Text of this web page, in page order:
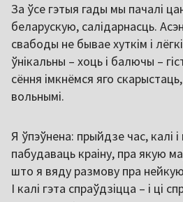
За ўсе гэтыя гады мы пачалі
беларускую, салідарнасць.
свабоды не бывае хуткім і
ўнікальны – хоць і балючы –
сёння імкнёмся яго
вольнымі.
Я ўпэўнена: прыйдзе час, калі
пабудаваць краіну, пра якую
што я вяду размову пра
І калі гэта спраўдзіцца – і ці